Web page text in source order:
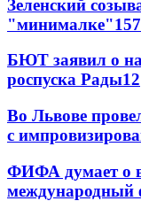
Зеленский
"минималке"15
БЮТ заявил о
роспуска Рады12
Во Львове
с
ФИФА думает о
международный